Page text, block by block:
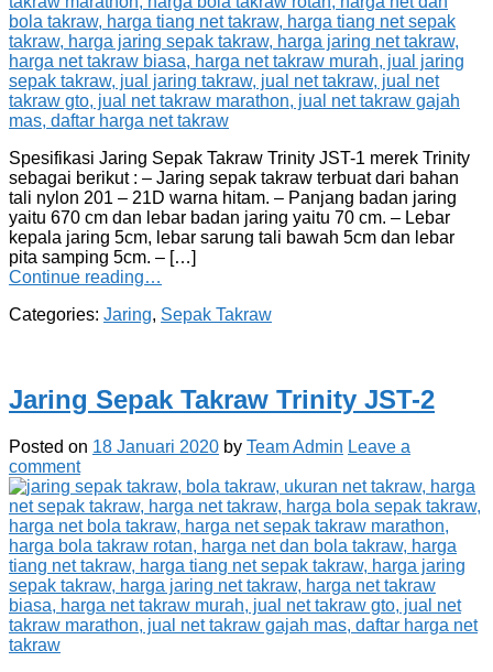
Spesifikasi Jaring Sepak Takraw Trinity JST-1 merek Trinity
sebagai berikut : – Jaring sepak takraw terbuat dari bahan
tali nylon 201 – 21D warna hitam. – Panjang badan jaring
yaitu 670 cm dan lebar badan jaring yaitu 70 cm. – Lebar
kepala jaring 5cm, lebar sarung tali bawah 5cm dan lebar
pita samping 5cm. – […]
Continue reading…
Categories: Jaring, Sepak Takraw
Jaring Sepak Takraw Trinity JST-2
Posted on 18 Januari 2020 by Team Admin Leave a
comment